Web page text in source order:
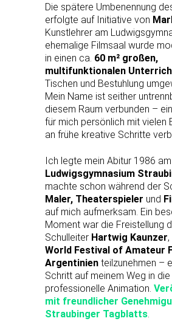
Die spätere Umbenennung
erfolgte auf Initiative von
Kunstlehrer am
ehemalige Filmsaal wurde
in einen ca. 60 m² großen,
multifunktionalen
Tischen und Bestuhlung
Mein Name ist seither
diesem Raum verbunden –
für mich persönlich mit vielen
an frühe kreative Schritte
Ich legte mein Abitur 1986 am
Ludwigsgymnasium
machte schon während der
Maler, Theaterspieler und
auf mich aufmerksam. Ein
Moment war die Freistellung
Schulleiter Hartwig Kaunzer
World Festival of Amateur
Argentinien teilzunehmen –
Schritt auf meinem Weg in die
professionelle Animation.
mit freundlicher
Straubinger Tagblatts